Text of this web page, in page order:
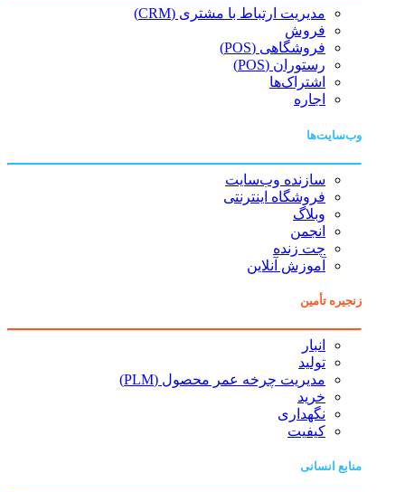
مدیریت ارتباط با مشتری (CRM)
فروش
فروشگاهی (POS)
رستوران (POS)
اشتراک‌ها
اجاره
وب‌سایت‌ها
سازنده وب‌سایت
فروشگاه اینترنتی
وبلاگ
انجمن
چت زنده
آموزش آنلاین
زنجیره تأمین
انبار
تولید
مدیریت چرخه عمر محصول (PLM)
خرید
نگهداری
کیفیت
منابع انسانی